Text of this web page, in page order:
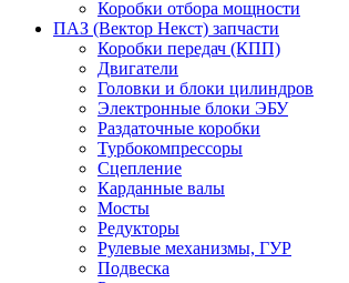
Коробки отбора мощности
ПАЗ (Вектор Некст) запчасти
Коробки передач (КПП)
Двигатели
Головки и блоки цилиндров
Электронные блоки ЭБУ
Раздаточные коробки
Турбокомпрессоры
Сцепление
Карданные валы
Мосты
Редукторы
Рулевые механизмы, ГУР
Подвеска